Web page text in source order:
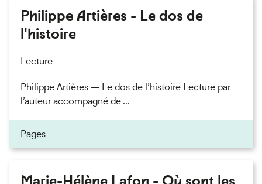
Philippe Artières - Le dos de
l'histoire
Lecture
Philippe Artières — Le dos de l’histoire Lecture par
l’auteur accompagné de ...
Pages